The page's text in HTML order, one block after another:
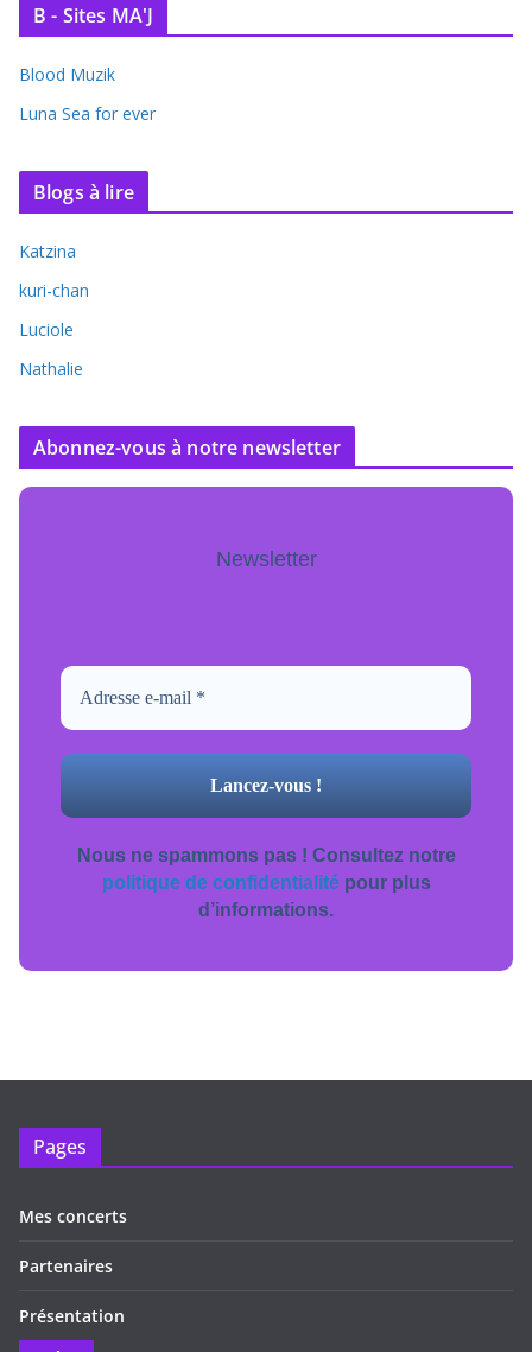
B - Sites MA'J
Blood Muzik
Luna Sea for ever
Blogs à lire
Katzina
kuri-chan
Luciole
Nathalie
Abonnez-vous à notre newsletter
Newsletter
Nous ne spammons pas ! Consultez notre
politique de confidentialitépour plus
d’informations.
Pages
Mes concerts
Partenaires
Présentation